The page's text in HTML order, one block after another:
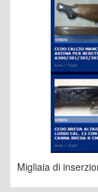
Migliaia di